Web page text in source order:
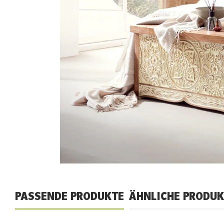
PASSENDE PRODUKTE ÄHNLICHE